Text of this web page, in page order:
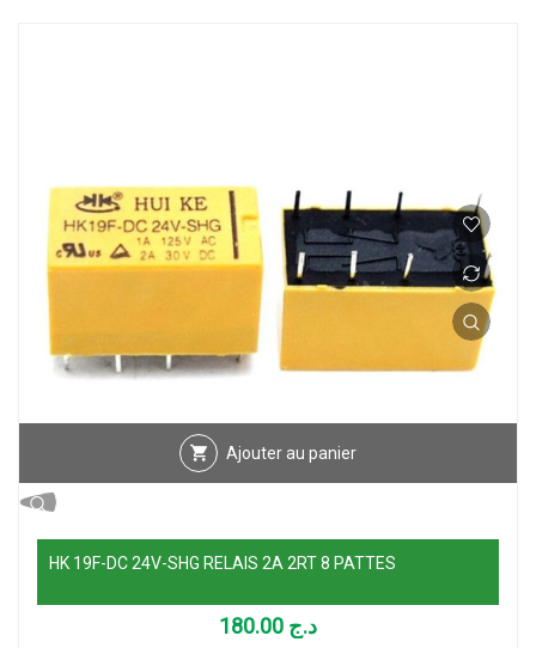
Ajouter au panier
HK 19F-DC 24V-SHG RELAIS 2A 2RT 8 PATTES
د.ج